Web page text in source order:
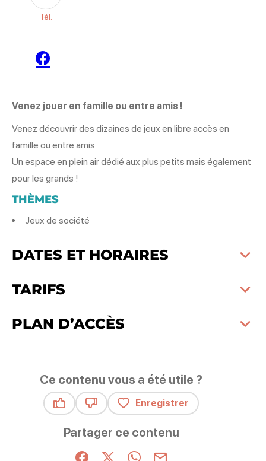
Venez jouer en famille ou entre amis !
Venez découvrir des dizaines de jeux en libre accès en
famille ou entre amis.
Un espace en plein air dédié aux plus petits mais également
pour les grands !
THÈMES
Jeux de société
DATES ET HORAIRES
TARIFS
PLAN D’ACCÈS
Tél.
Facebook
Ce contenu vous a été utile ?
Enregistrer
Partager ce contenu